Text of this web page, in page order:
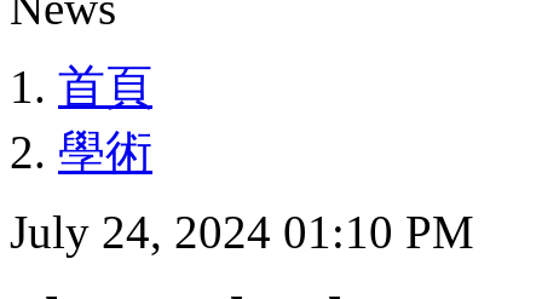
首頁
學術
July 24, 2024 01:10 PM